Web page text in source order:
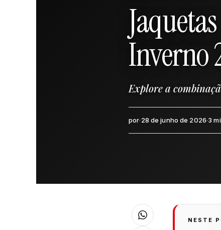
Inverno
Explore a
por·28 de junho de 2026·3
NESTE